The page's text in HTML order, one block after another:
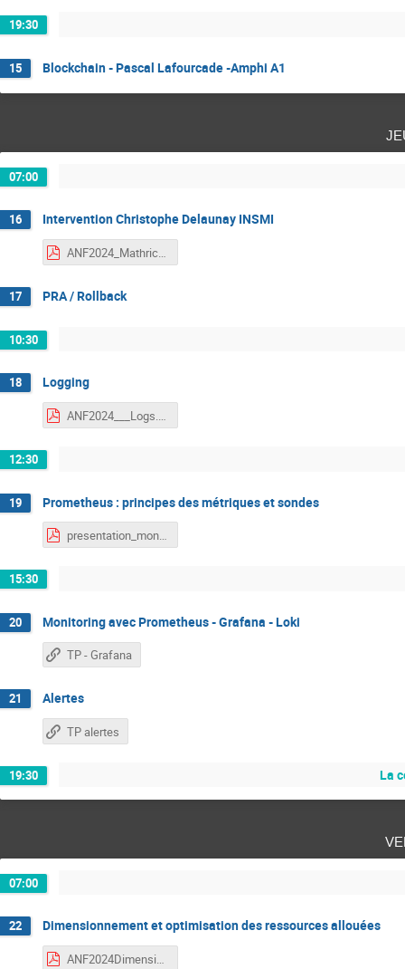
19:30
15 Blockchain - Pascal Lafourcade -Amphi A1
07:00
16 Intervention Christophe Delaunay INSMI
ANF2024_Mathrice_INSMI.pdf
17 PRA / Rollback
10:30
18 Logging
ANF2024___Logs.pdf
12:30
19 Prometheus : principes des métriques et sondes
presentation_monitoring_v2.pdf
15:30
20 Monitoring avec Prometheus - Grafana - Loki
TP - Grafana
21 Alertes
TP alertes
19:30 La
07:00
22 Dimensionnement et optimisation des ressources allouées
ANF2024Dimensionnement.pdf